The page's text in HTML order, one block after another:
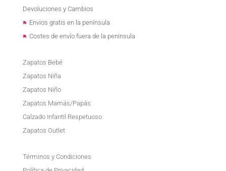
Devoluciones y Cambios
Envios gratis en la península
Costes de envío fuera de la peninsula
Zapatos Bebé
Zapatos Niña
Zapatos Niño
Zapatos Mamás/Papás
Calzado Infantil Respetuoso
Zapatos Outlet
Términos y Condiciones